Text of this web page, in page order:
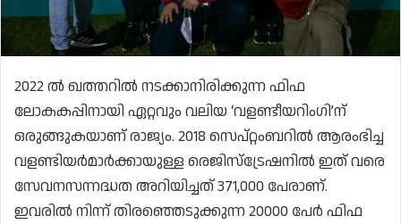
2022 ൽ ഖത്തറിൽ നടക്കാനിരിക്കുന്ന ഫിഫ
ലോകകപ്പിനായി ഏറ്റവും വലിയ ‘വളണ്ടീയറിംഗി’ന്
ഒരുങ്ങുകയാണ് രാജ്യം. 2018 സെപ്റ്റംബറിൽ ആരംഭിച്ച
വളണ്ടിയർമാർക്കായുള്ള രെജിസ്ട്രേഷനിൽ ഇത് വരെ
സേവനസന്നദ്ധത അറിയിച്ചത് 371,000 പേരാണ്.
ഇവരിൽ നിന്ന് തിരഞ്ഞെടുക്കുന്ന 20000 പേർ ഫിഫ